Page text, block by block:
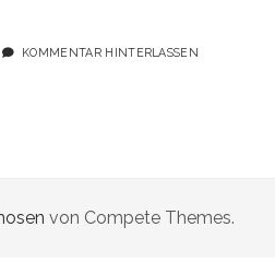
KOMMENTAR HINTERLASSEN
von Compete Themes.